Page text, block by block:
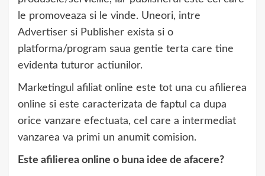
le promoveaza si le vinde. Uneori, intre
Advertiser si Publisher exista si o
platforma/program saua gentie terta care tine
evidenta tuturor actiunilor.
Marketingul afiliat online este tot una cu afilierea
online si este caracterizata de faptul ca dupa
orice vanzare efectuata, cel care a intermediat
vanzarea va primi un anumit comision.
Este afilierea online o buna idee de afacere?